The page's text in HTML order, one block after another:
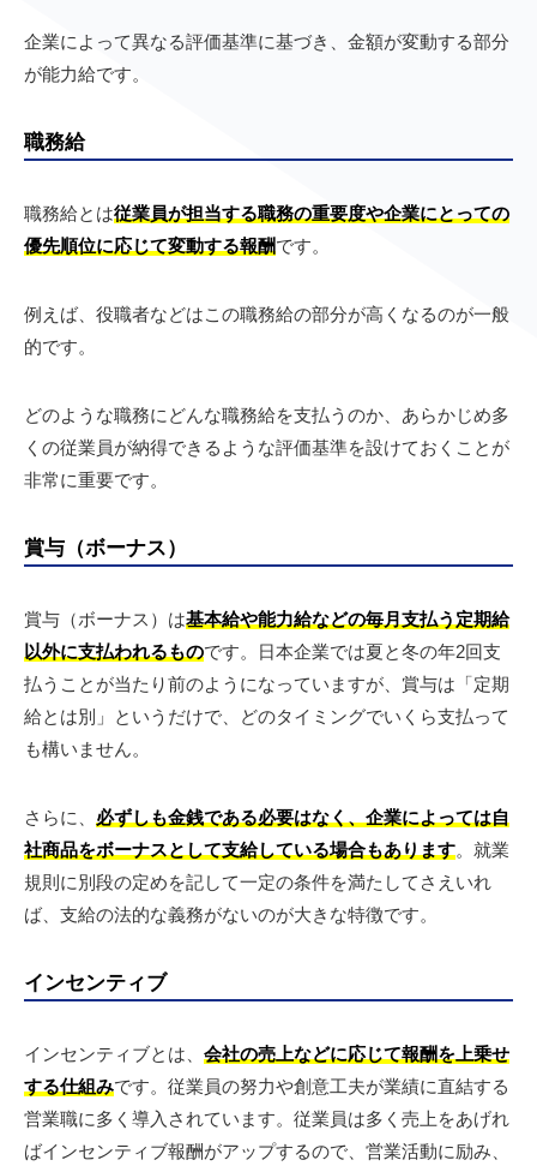
企業によって異なる評価基準に基づき、金額が変動する部分
が能力給です。
職務給
職務給とは従業員が担当する職務の重要度や企業にとっての
優先順位に応じて変動する報酬です。
例えば、役職者などはこの職務給の部分が高くなるのが一般
的です。
どのような職務にどんな職務給を支払うのか、あらかじめ多
くの従業員が納得できるような評価基準を設けておくことが
非常に重要です。
賞与（ボーナス）
賞与（ボーナス）は基本給や能力給などの毎月支払う定期給
以外に支払われるものです。日本企業では夏と冬の年2回支
払うことが当たり前のようになっていますが、賞与は「定期
給とは別」というだけで、どのタイミングでいくら支払って
も構いません。
さらに、 必ずしも金銭である必要はなく、企業によっては自
社商品をボーナスとして支給している場合もあります。就業
規則に別段の定めを記して一定の条件を満たしてさえいれ
ば、支給の法的な義務がないのが大きな特徴です。
インセンティブ
インセンティブとは、 会社の売上などに応じて報酬を上乗せ
する仕組みです。従業員の努力や創意工夫が業績に直結する
営業職に多く導入されています。従業員は多く売上をあげれ
ばインセンティブ報酬がアップするので、営業活動に励み、